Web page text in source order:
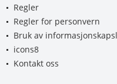
Regler
Regler for personvern
Bruk av
icons8
Kontakt oss